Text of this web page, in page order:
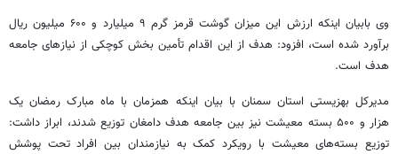
وی بابیان اینکه ارزش این میزان گوشت قرمز گرم ۹ میلیارد و ۶۰۰ میلیون ریال
برآورد شده است، افزود: هدف از این اقدام تأمین بخش کوچکی از نیازهای جامعه
هدف است.
مدیرکل بهزیستی استان سمنان با بیان اینکه همزمان با ماه مبارک رمضان یک
هزار و ۵۰۰ بسته معیشت نیز بین جامعه هدف دامغان توزیع شدند، ابراز داشت:
توزیع بسته‌های معیشت با رویکرد کمک به نیازمندان بین افراد تحت پوشش